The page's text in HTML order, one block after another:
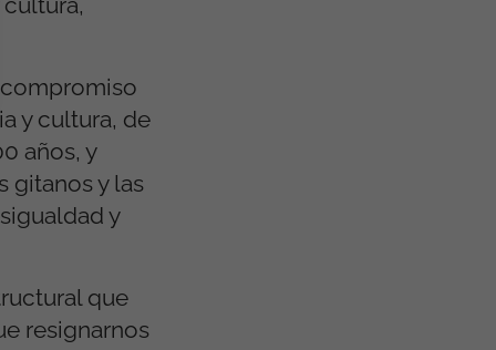
y cultura, de
años, y
gitanos y las
y
que
resignarnos